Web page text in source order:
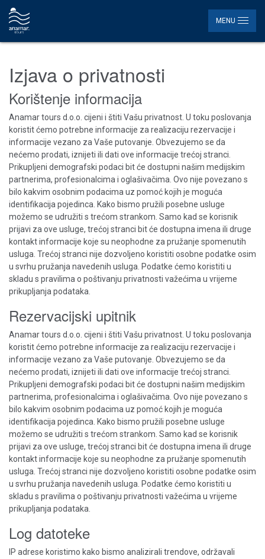
MENU
Izjava o privatnosti
Korištenje informacija
Anamar tours d.o.o. cijeni i štiti Vašu privatnost. U toku poslovanja
koristit ćemo potrebne informacije za realizaciju rezervacije i
informacije vezano za Vaše putovanje. Obvezujemo se da
nećemo prodati, iznijeti ili dati ove informacije trećoj stranci.
Prikupljeni demografski podaci bit će dostupni našim medijskim
partnerima, profesionalcima i oglašivačima. Ovo nije povezano s
bilo kakvim osobnim podacima uz pomoć kojih je moguća
identifikacija pojedinca. Kako bismo pružili posebne usluge
možemo se udružiti s trećom strankom. Samo kad se korisnik
prijavi za ove usluge, trećoj stranci bit će dostupna imena ili druge
kontakt informacije koje su neophodne za pružanje spomenutih
usluga. Trećoj stranci nije dozvoljeno koristiti osobne podatke osim
u svrhu pružanja navedenih usluga. Podatke ćemo koristiti u
skladu s pravilima o poštivanju privatnosti važećima u vrijeme
prikupljanja podataka.
Rezervacijski upitnik
Anamar tours d.o.o. cijeni i štiti Vašu privatnost. U toku poslovanja
koristit ćemo potrebne informacije za realizaciju rezervacije i
informacije vezano za Vaše putovanje. Obvezujemo se da
nećemo prodati, iznijeti ili dati ove informacije trećoj stranci.
Prikupljeni demografski podaci bit će dostupni našim medijskim
partnerima, profesionalcima i oglašivačima. Ovo nije povezano s
bilo kakvim osobnim podacima uz pomoć kojih je moguća
identifikacija pojedinca. Kako bismo pružili posebne usluge
možemo se udružiti s trećom strankom. Samo kad se korisnik
prijavi za ove usluge, trećoj stranci bit će dostupna imena ili druge
kontakt informacije koje su neophodne za pružanje spomenutih
usluga. Trećoj stranci nije dozvoljeno koristiti osobne podatke osim
u svrhu pružanja navedenih usluga. Podatke ćemo koristiti u
skladu s pravilima o poštivanju privatnosti važećima u vrijeme
prikupljanja podataka.
Log datoteke
IP adrese koristimo kako bismo analizirali trendove, održavali